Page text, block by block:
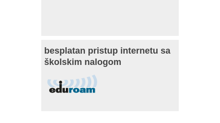
besplatan pristup internetu sa
školskim nalogom